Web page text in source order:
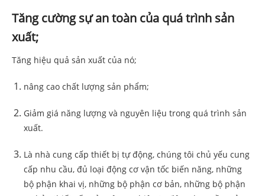
Tăng cường sự an toàn của quá trình sản
xuất;
Tăng hiệu quả sản xuất của nó;
nâng cao chất lượng sản phẩm;
Giảm giá năng lượng và nguyên liệu trong quá trình sản
xuất.
Là nhà cung cấp thiết bị tự động, chúng tôi chủ yếu cung
cấp nhu cầu, đủ loại động cơ vận tốc biến năng, những
bộ phận khai vị, những bộ phận cơ bản, những bộ phận